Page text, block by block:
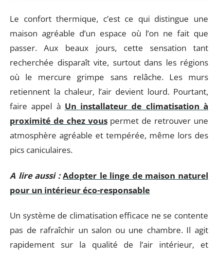
Le confort thermique, c’est ce qui distingue une
maison agréable d’un espace où l’on ne fait que
passer. Aux beaux jours, cette sensation tant
recherchée disparaît vite, surtout dans les régions
où le mercure grimpe sans relâche. Les murs
retiennent la chaleur, l’air devient lourd. Pourtant,
faire appel à Un installateur de climatisation à
proximité de chez vouspermet de retrouver une
atmosphère agréable et tempérée, même lors des
pics caniculaires.
A lire aussi : Adopter le linge de maison naturel
pour un intérieur éco-responsable
Un système de climatisation efficace ne se contente
pas de rafraîchir un salon ou une chambre. Il agit
rapidement sur la qualité de l’air intérieur, et